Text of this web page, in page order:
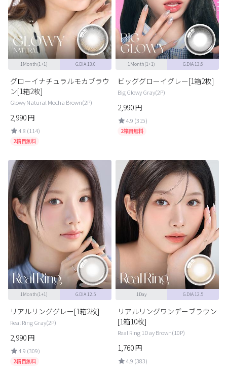
1Month(1+1) G.DIA 13.0
グローイナチュラルモカブラウ
ン[1箱2枚]
Glowy Natural Mocha Brown(2P)
2,990円
4.8 (114)
2箱目無料
1Month(1+1) G.DIA 13.6
ビッググローイグレー[1箱2枚]
Big Glowy Gray(2P)
2,990円
4.9 (315)
2箱目無料
1Month(1+1) G.DIA 12.5
リアルリンググレー[1箱2枚]
Real Ring Gray(2P)
2,990円
4.9 (309)
2箱目無料
1Day G.DIA 12.5
リアルリングワンデーブラウン
[1箱10枚]
Real Ring 1Day Brown(10P)
1,760円
4.9 (383)